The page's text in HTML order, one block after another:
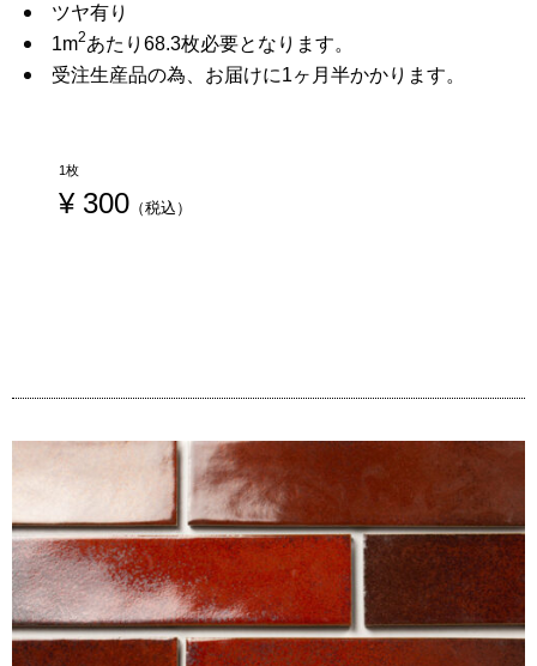
ツヤ有り
1m2あたり68.3枚必要となります。
受注生産品の為、お届けに1ヶ月半かかります。
1枚
¥ 300 （税込）